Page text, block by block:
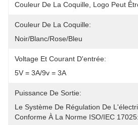
Couleur De La Coquille, Logo Peut
Couleur De La Coquille:
Noir/blanc/rose/bleu
Voltage Et Courant D'entrée:
5V = 3A/9v = 3A
Puissance De Sortie:
Le Système De Régulation De
Conforme À La Norme ISO/IEC